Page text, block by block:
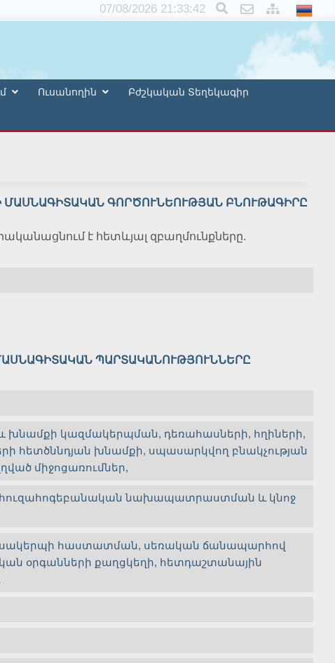
×
07/08/2026 21:33:42
Ուսանողին Բժշկական Տեղեկագիր
ԳՈՐԾՈՒՆԵՈՒԹՅԱՆ ԲՆՈՒԹԱԳԻՐԸ
է հետևյալ զբաղմունքները.
ՊԱՐՏԱԿԱՆՈՒԹՅՈՒՆՆԵՐԸ
խնամքի կազմակերպման, դեռահասների, հղիների,
հետծննդյան խնամքի, սպասարկվող բնակչության
միջոցառումներ,
հուզահոգեբանական նախապատրաստման և կնոջ
հաստատման, սեռական ճանապարհով
օրգանների քաղցկեղի, հետդաշտանային